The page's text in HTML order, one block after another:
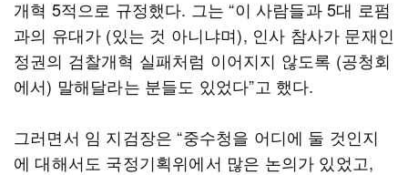
개혁 5적으로 규정했다. 그는 “이 사람들과 5대 로펌
과의 유대가 (있는 것 아니냐며), 인사 참사가 문재인
정권의 검찰개혁 실패처럼 이어지지 않도록 (공청회
에서) 말해달라는 분들도 있었다”고 했다.
그러면서 임 지검장은 “중수청을 어디에 둘 것인지
에 대해서도 국정기획위에서 많은 논의가 있었고,